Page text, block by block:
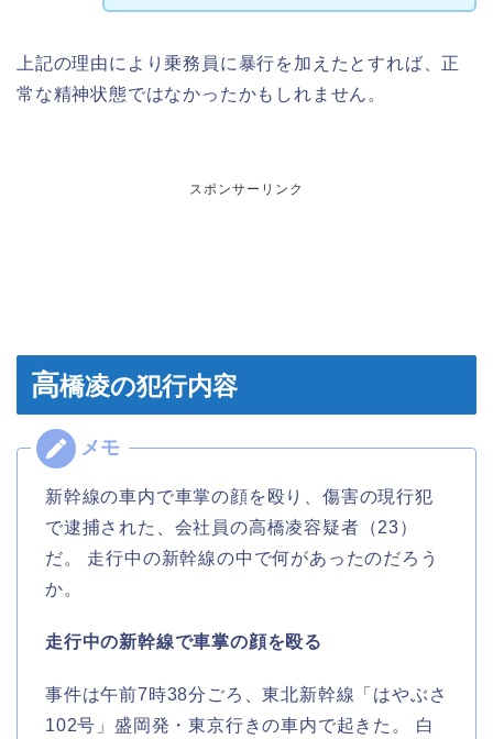
上記の理由により乗務員に暴行を加えたとすれば、正
常な精神状態ではなかったかもしれません。
スポンサーリンク
高橋凌の犯行内容
新幹線の車内で車掌の顔を殴り、傷害の現行犯
で逮捕された、会社員の高橋凌容疑者（23）
だ。 走行中の新幹線の中で何があったのだろう
か。
走行中の新幹線で車掌の顔を殴る
事件は午前7時38分ごろ、東北新幹線「はやぶさ
102号」盛岡発・東京行きの車内で起きた。 白